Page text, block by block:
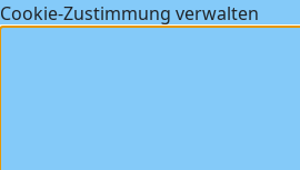
Cookie-Zustimmung verwalten